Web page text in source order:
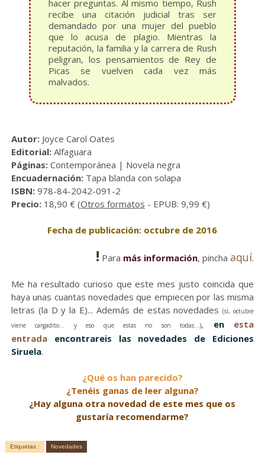
hacer preguntas. Al mismo tiempo, Rush
recibe una citación judicial tras ser
demandado por una mujer del pueblo
que lo acusa de plagio. Mientras la
reputación, la familia y la carrera de Rush
peligran, los pensamientos de Rey de
Picas se vuelven cada vez más
malvados.
Autor: Joyce Carol Oates
Editorial:Alfaguara
Páginas:Contemporánea | Novela negra
Encuadernación:Tapa blanda con solapa
ISBN: 978-84-2042-091-2
Precio:18,90 € (Otros formatos - EPUB: 9,99 €)
Fecha de publicación: octubre de 2016
! Para más información, pincha aquí.
Me ha resultado curioso que este mes justo coincida que
haya unas cuantas novedades que empiecen por las misma
letras (la D y la E)... Además de estas novedades(sí, octubre
viene cargadito... y eso que estas no son todas...), en esta
entradaencontrareis las novedades de Ediciones
Siruela.
¿Qué os han parecido?
¿Tenéis ganas de leer alguna?
¿Hay alguna otra novedad de este mes que os
gustaría recomendarme?
Etiquetas : Novedades